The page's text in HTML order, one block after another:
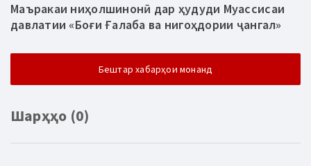
Маъракаи ниҳолшинонӣ дар ҳудуди Муассисаи
давлатии «Боғи Ғалаба ва нигоҳдории ҷангал»
Бештар хабарҳои монанд
Шарҳҳо (0)